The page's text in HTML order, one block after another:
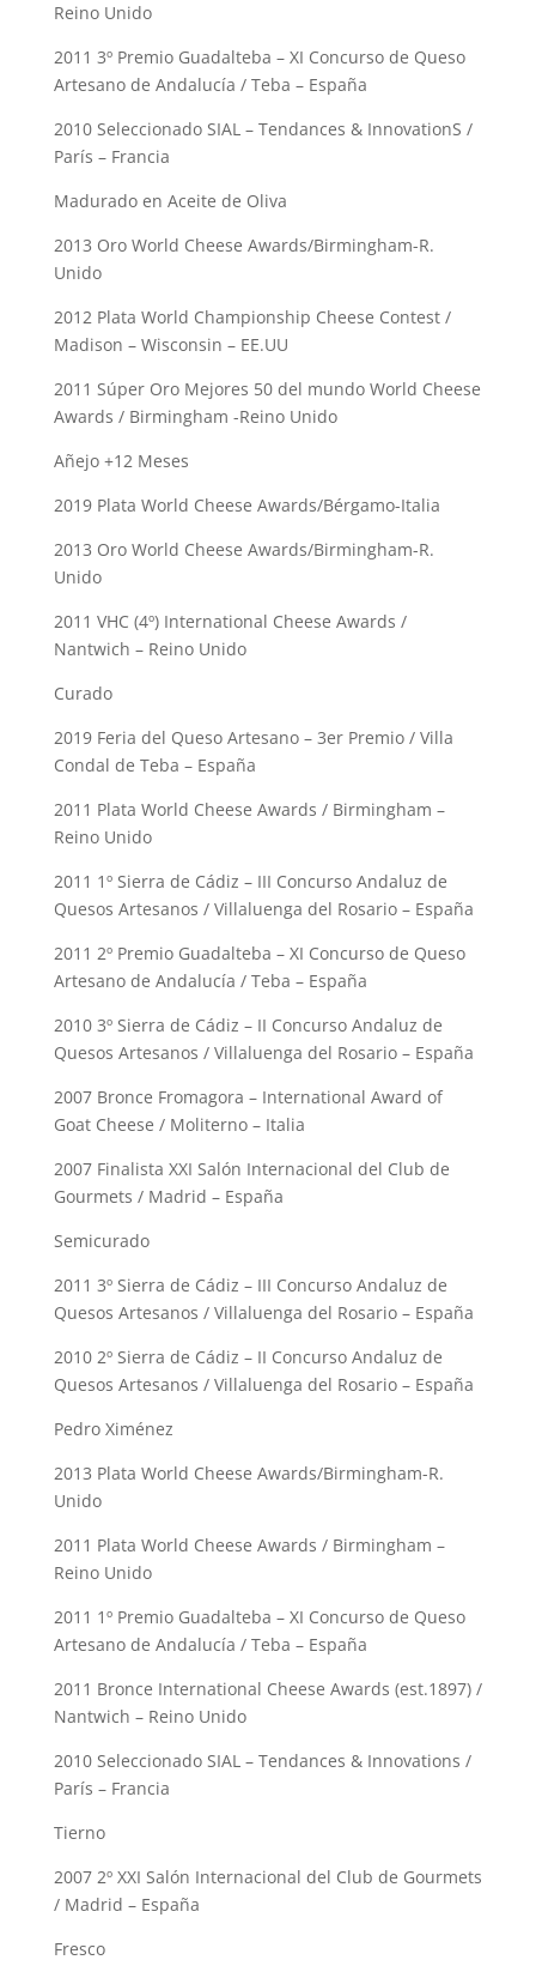
Reino Unido
2011 3º Premio Guadalteba – XI Concurso de Queso
Artesano de Andalucía / Teba – España
2010 Seleccionado SIAL – Tendances & InnovationS /
París – Francia
Madurado en Aceite de Oliva
2013 Oro World Cheese Awards/Birmingham-R.
Unido
2012 Plata World Championship Cheese Contest /
Madison – Wisconsin – EE.UU
2011 Súper Oro Mejores 50 del mundo World Cheese
Awards / Birmingham -Reino Unido
Añejo +12 Meses
2019 Plata World Cheese Awards/Bérgamo-Italia
2013 Oro World Cheese Awards/Birmingham-R.
Unido
2011 VHC (4º) International Cheese Awards /
Nantwich – Reino Unido
Curado
2019 Feria del Queso Artesano – 3er Premio / Villa
Condal de Teba – España
2011 Plata World Cheese Awards / Birmingham –
Reino Unido
2011 1º Sierra de Cádiz – III Concurso Andaluz de
Quesos Artesanos / Villaluenga del Rosario – España
2011 2º Premio Guadalteba – XI Concurso de Queso
Artesano de Andalucía / Teba – España
2010 3º Sierra de Cádiz – II Concurso Andaluz de
Quesos Artesanos / Villaluenga del Rosario – España
2007 Bronce Fromagora – International Award of
Goat Cheese / Moliterno – Italia
2007 Finalista XXI Salón Internacional del Club de
Gourmets / Madrid – España
Semicurado
2011 3º Sierra de Cádiz – III Concurso Andaluz de
Quesos Artesanos / Villaluenga del Rosario – España
2010 2º Sierra de Cádiz – II Concurso Andaluz de
Quesos Artesanos / Villaluenga del Rosario – España
Pedro Ximénez
2013 Plata World Cheese Awards/Birmingham-R.
Unido
2011 Plata World Cheese Awards / Birmingham –
Reino Unido
2011 1º Premio Guadalteba – XI Concurso de Queso
Artesano de Andalucía / Teba – España
2011 Bronce International Cheese Awards (est.1897) /
Nantwich – Reino Unido
2010 Seleccionado SIAL – Tendances & Innovations /
París – Francia
Tierno
2007 2º XXI Salón Internacional del Club de Gourmets
/ Madrid – España
Fresco